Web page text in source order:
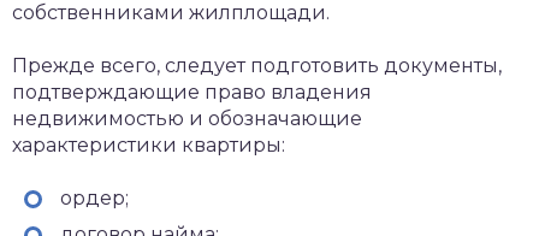
собственниками жилплощади.
Прежде всего, следует подготовить документы,
подтверждающие право владения
недвижимостью и обозначающие
характеристики квартиры:
ордер;